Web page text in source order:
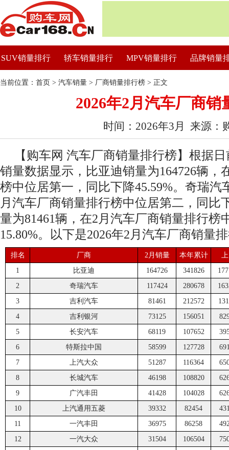
SUV销量排行 轿车销量排行 MPV销量排行 品牌销量
当前位置： 首页 > 汽车销量 > 厂商销量排行榜 > 正文
2026年2月汽车厂商销
时间：2026年3月 来源：
【购车网 汽车厂商销量排行榜】根据
销量数据显示，比亚迪销量为164726辆，
榜中位居第一，同比下降45.59%。奇瑞汽
月汽车厂商销量排行榜中位居第二，同比
量为81461辆，在2月汽车厂商销量排行榜
15.80%。以下是2026年2月汽车厂商销量
排名 厂商 2月销量 本年累计
1
比亚迪 164726 341826
2
奇瑞汽车 117424 280678
3
吉利汽车 81461 212572
4
吉利银河 73125 156051
5
长安汽车 68119 107652
6
特斯拉中国 58599 127728
7
上汽大众 51287 116364
8
长城汽车 46198 108820
9
广汽丰田 41428 104028
10
上汽通用五菱 39332 82454
11
一汽丰田 36975 86258
12
一汽大众 31504 106504